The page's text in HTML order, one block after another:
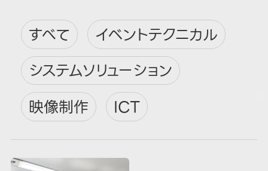
すべて
イベントテクニカル
システムソリューション
映像制作
ICT